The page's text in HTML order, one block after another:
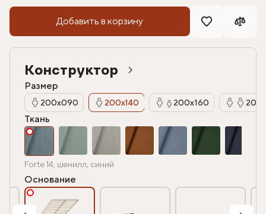
Добавить в корзину
Конструктор
Размер
200х090 200х140 200х160
Ткань
Forte 14, шенилл, синий
Основание